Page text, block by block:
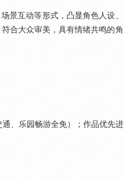
互动等形式，凸显角色人设、
合大众审美，具有情绪共鸣的角
、乐园畅游全免）；作品优先进